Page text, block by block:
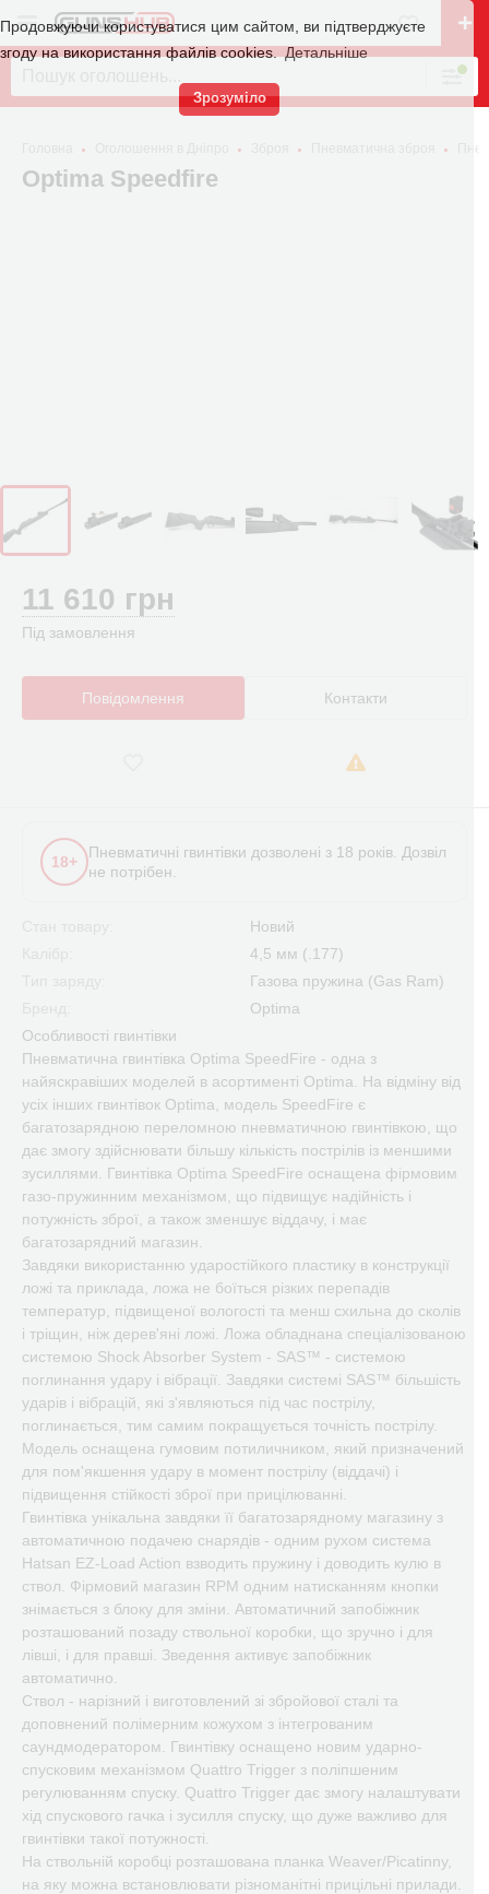
Продовжуючи користуватися цим сайтом, ви підтверджуєте
згоду на використання файлів cookies.
Детальніше
Зрозуміло
Optima Speedfire
11 610 грн
Під замовлення
Повідомлення Контакти
18+
Пневматичні гвинтівки дозволені з 18 років. Дозвіл
не потрібен.
Новий
4,5 мм (.177)
Газова пружина (Gas Ram)
Optima
Особливості гвинтівки
Пневматична гвинтівка Optima SpeedFire - одна з
найяскравіших моделей в асортименті Optima. На відміну від
усіх інших гвинтівок Optima, модель SpeedFire є
багатозарядною переломною пневматичною гвинтівкою, що
дає змогу здійснювати більшу кількість пострілів із меншими
зусиллями. Гвинтівка Optima SpeedFire оснащена фірмовим
газо-пружинним механізмом, що підвищує надійність і
потужність зброї, а також зменшує віддачу, і має
багатозарядний магазин.
Завдяки використанню ударостійкого пластику в конструкції
ложі та приклада, ложа не боїться різких перепадів
температур, підвищеної вологості та менш схильна до сколів
і тріщин, ніж дерев'яні ложі. Ложа обладнана спеціалізованою
системою Shock Absorber System - SAS™ - системою
поглинання удару і вібрації. Завдяки системі SAS™ більшість
ударів і вібрацій, які з'являються під час пострілу,
поглинається, тим самим покращується точність пострілу.
Модель оснащена гумовим потиличником, який призначений
для пом'якшення удару в момент пострілу (віддачі) і
підвищення стійкості зброї при прицілюванні.
Гвинтівка унікальна завдяки її багатозарядному магазину з
автоматичною подачею снарядів - одним рухом система
Hatsan EZ-Load Action взводить пружину і доводить кулю в
ствол. Фірмовий магазин RPM одним натисканням кнопки
знімається з блоку для зміни. Автоматичний запобіжник
розташований позаду ствольної коробки, що зручно і для
лівші, і для правші. Зведення активує запобіжник
автоматично.
Ствол - нарізний і виготовлений зі збройової сталі та
доповнений полімерним кожухом з інтегрованим
саундмодератором. Гвинтівку оснащено новим ударно-
спусковим механізмом Quattro Trigger з поліпшеним
регулюванням спуску. Quattro Trigger дає змогу налаштувати
хід спускового гачка і зусилля спуску, що дуже важливо для
гвинтівки такої потужності.
На ствольній коробці розташована планка Weaver/Picatinny,
на яку можна встановлювати різноманітні прицільні прилади.